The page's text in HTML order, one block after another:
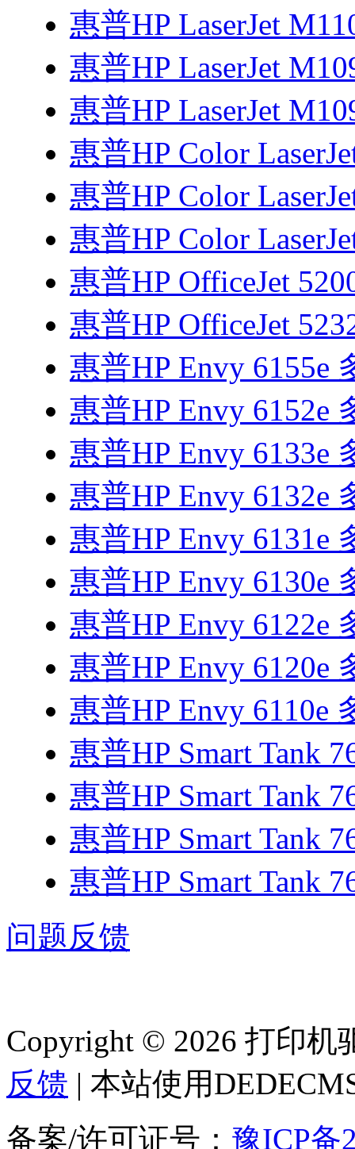
惠普HP LaserJet
惠普HP LaserJet
惠普HP LaserJet
惠普HP Color
惠普HP Color
惠普HP Color
惠普HP OfficeJet
惠普HP OfficeJet
惠普HP Envy 6155e
惠普HP Envy 6152e
惠普HP Envy 6133e
惠普HP Envy 6132e
惠普HP Envy 6131e
惠普HP Envy 6130e
惠普HP Envy 6122e
惠普HP Envy 6120e
惠普HP Envy 6110e
惠普HP Smart Tank
惠普HP Smart Tank
惠普HP Smart Tank
惠普HP Smart Tank
问题反馈
Copyright © 2026 打印
反馈 | 本站使用
备案/许可证号： 豫ICP备